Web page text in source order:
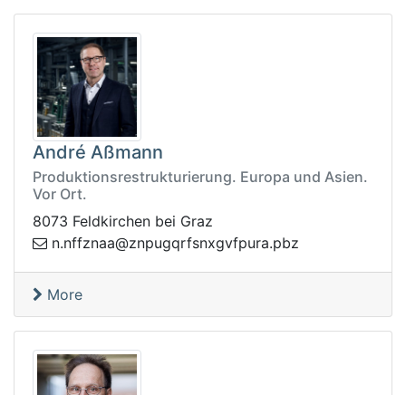
André Aßmann
Produktionsrestrukturierung. Europa und Asien.
Vor Ort.
8073 Feldkirchen bei Graz
zbp.arupfvgxnsfrqgup
nz@aanzffn.n
More